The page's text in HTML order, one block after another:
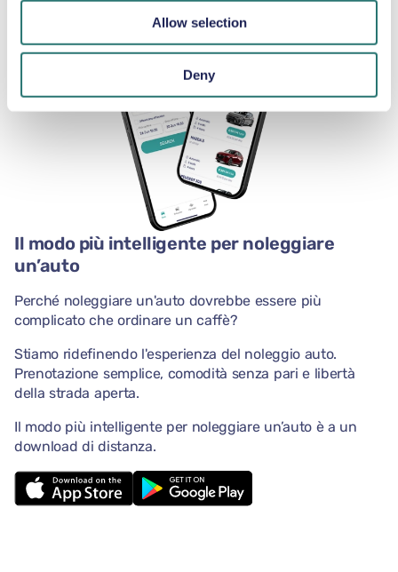
Allow selection
Deny
Il modo più intelligente per noleggiare
un’auto
Perché noleggiare un'auto dovrebbe essere più
complicato che ordinare un caffè?
Stiamo ridefinendo l'esperienza del noleggio auto.
Prenotazione semplice, comodità senza pari e libertà
della strada aperta.
Il modo più intelligente per noleggiare un’auto è a un
download di distanza.